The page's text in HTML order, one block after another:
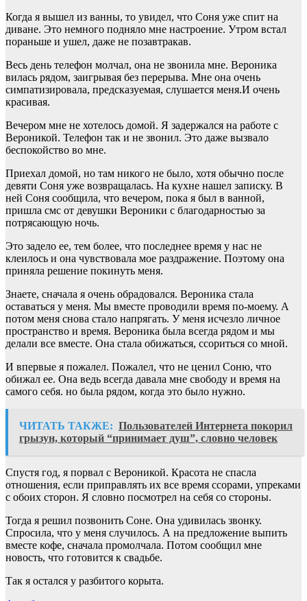
Когда я вышел из ванны, то увидел, что Соня уже спит на
диване. Это немного подняло мне настроение. Утром встал
пораньше и ушел, даже не позавтракав.
Весь день телефон молчал, она не звонила мне. Вероника
вилась рядом, заигрывая без перерыва. Мне она очень
симпатизировала, предсказуемая, слушается меня.И очень
красивая.
Вечером мне не хотелось домой. Я задержался на работе с
Вероникой. Телефон так и не звонил. Это даже вызвало
беспокойство во мне.
Приехал домой, но там никого не было, хотя обычно после
девяти Соня уже возвращалась. На кухне нашел записку. В
ней Соня сообщила, что вечером, пока я был в ванной,
пришла смс от девушки Вероники с благодарностью за
потрясающую ночь.
Это задело ее, тем более, что последнее время у нас не
клеилось и она чувствовала мое раздражение. Поэтому она
приняла решение покинуть меня.
Знаете, сначала я очень обрадовался. Вероника стала
оставаться у меня. Мы вместе проводили время по-моему. А
потом меня снова стало напрягать. У меня исчезло личное
пространство и время. Вероника была всегда рядом и мы
делали все вместе. Она стала обижаться, ссориться со мной.
И впервые я пожалел. Пожалел, что не ценил Соню, что
обижал ее. Она ведь всегда давала мне свободу и время на
самого себя. но была рядом, когда это было нужно.
ЧИТАТЬ ТАКЖЕ: Пользователей Интернета покорил
грызун, который “принимает душ”, словно человек
Спустя год, я порвал с Вероникой. Красота не спасла
отношения, если приправлять их все время ссорами, упреками
с обоих сторон. Я словно посмотрел на себя со стороны.
Тогда я решил позвонить Соне. Она удивилась звонку.
Спросила, что у меня случилось. А на предложение выпить
вместе кофе, сначала промолчала. Потом сообщил мне
новость, что готовится к свадьбе.
Так я остался у разбитого корыта.